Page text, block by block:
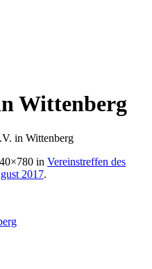
Wittenberg
in Wittenberg
in Vereinstreffen des
2017.